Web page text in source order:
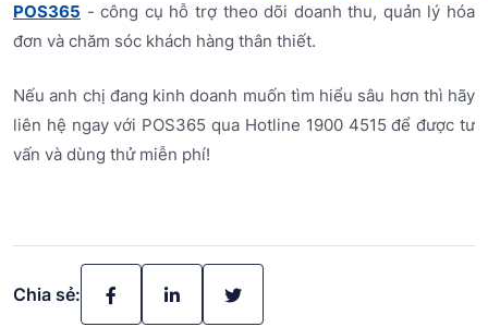
POS365 - công cụ hỗ trợ theo dõi doanh thu, quản lý hóa
đơn và chăm sóc khách hàng thân thiết.
Nếu anh chị đang kinh doanh muốn tìm hiểu sâu hơn thì hãy
liên hệ ngay với POS365 qua Hotline 1900 4515 để được tư
vấn và dùng thử miễn phí!
Chia sẻ: